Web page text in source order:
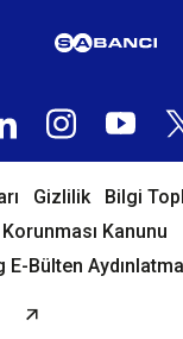
Gizlilik
Bilgi
Kanunu
E-Bülten